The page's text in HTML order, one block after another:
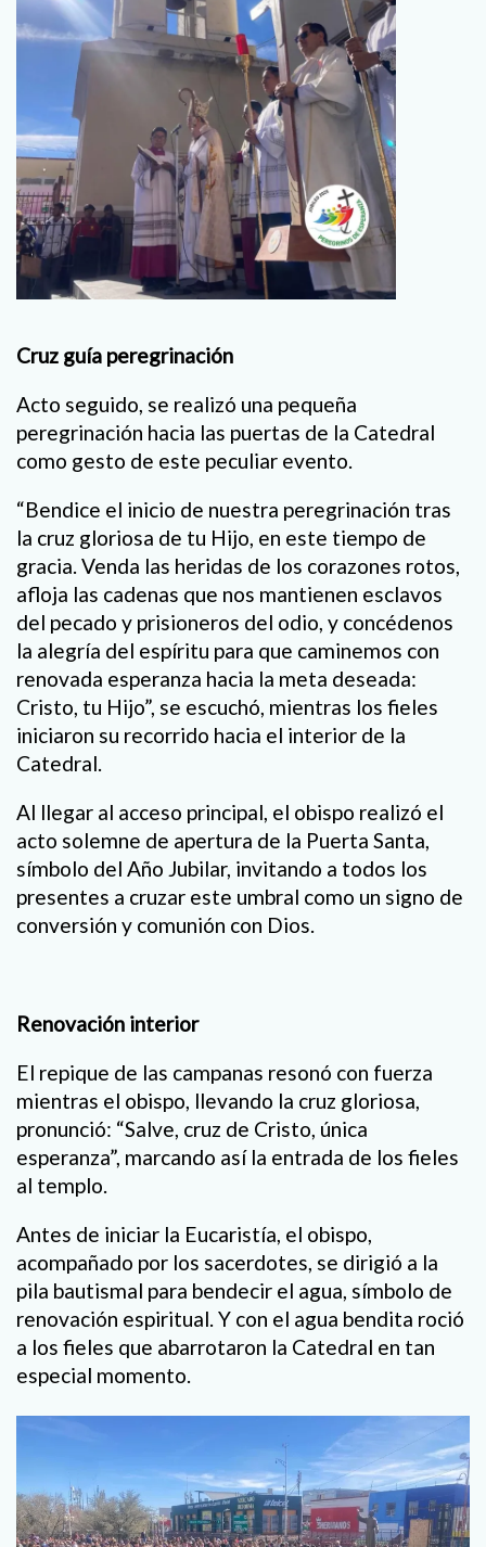
Cruz guía peregrinación
Acto seguido, se realizó una pequeña
peregrinación hacia las puertas de la Catedral
como gesto de este peculiar evento.
“Bendice el inicio de nuestra peregrinación tras
la cruz gloriosa de tu Hijo, en este tiempo de
gracia. Venda las heridas de los corazones rotos,
afloja las cadenas que nos mantienen esclavos
del pecado y prisioneros del odio, y concédenos
la alegría del espíritu para que caminemos con
renovada esperanza hacia la meta deseada:
Cristo, tu Hijo”, se escuchó, mientras los fieles
iniciaron su recorrido hacia el interior de la
Catedral.
Al llegar al acceso principal, el obispo realizó el
acto solemne de apertura de la Puerta Santa,
símbolo del Año Jubilar, invitando a todos los
presentes a cruzar este umbral como un signo de
conversión y comunión con Dios.
Renovación interior
El repique de las campanas resonó con fuerza
mientras el obispo, llevando la cruz gloriosa,
pronunció: “Salve, cruz de Cristo, única
esperanza”, marcando así la entrada de los fieles
al templo.
Antes de iniciar la Eucaristía, el obispo,
acompañado por los sacerdotes, se dirigió a la
pila bautismal para bendecir el agua, símbolo de
renovación espiritual. Y con el agua bendita roció
a los fieles que abarrotaron la Catedral en tan
especial momento.